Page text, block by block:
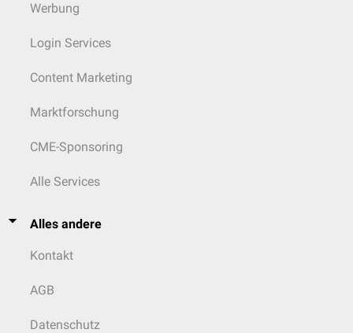
Werbung
Login Services
Content Marketing
Marktforschung
CME-Sponsoring
Alle Services
Alles andere
Kontakt
AGB
Datenschutz